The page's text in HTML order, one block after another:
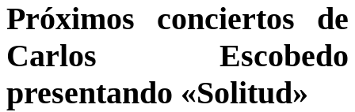
Próximos conciertos de
Carlos Escobedo
presentando «Solitud»